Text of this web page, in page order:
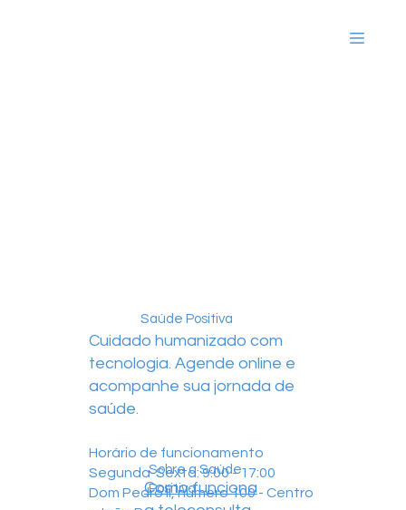
Cuidado humanizado com
tecnologia. Agende online e
acompanhe sua jornada de
saúde.
Horário de funcionamento
Segunda-Sexta: 9:00 - 17:00
Dom Pedro II, número 100 - Centro
Sobre a Saúde
Positiva
Como funciona
Saúde Positiva